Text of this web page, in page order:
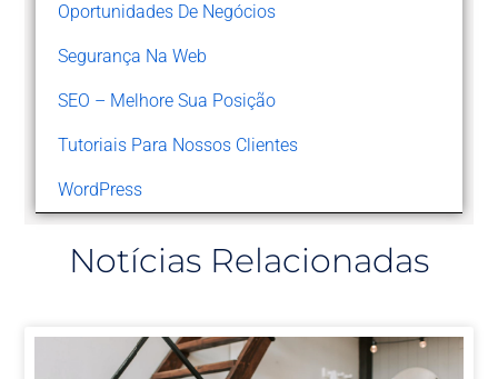
Oportunidades De Negócios
Segurança Na Web
SEO – Melhore Sua Posição
Tutoriais Para Nossos Clientes
WordPress
Notícias Relacionadas